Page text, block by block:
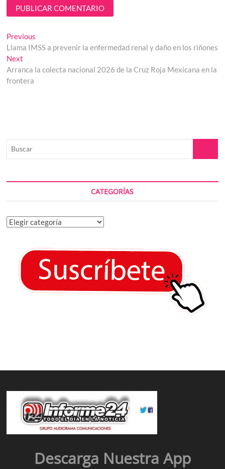
Navegación
de
entradas
Previous
post:
Llama IMSS a prevenir la enfermedad renal y daño en los riñones
Next
post:
Arranca la colecta nacional 2026 de la Cruz Roja Mexicana en la
frontera
CATEGORÍAS
Categorías
Descarga Nuestra App